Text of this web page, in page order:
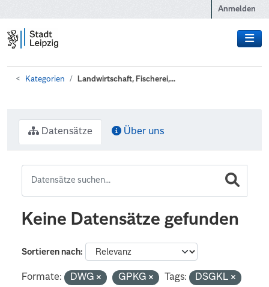
Anmelden
Kategorien Landwirtschaft, Fischerei,...
Datensätze Über uns
Keine Datensätze gefunden
Sortieren nach
Formate: DWG GPKG Tags:
DSGKL